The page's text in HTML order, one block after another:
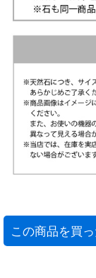
この商品を買